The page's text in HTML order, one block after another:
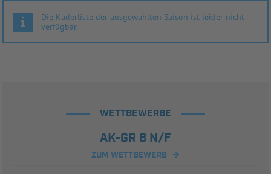
Die Kaderliste der ausgewählten Saison ist leider nicht
verfügbar.
WETTBEWERBE
AK-GR 8 N/F
ZUM WETTBEWERB